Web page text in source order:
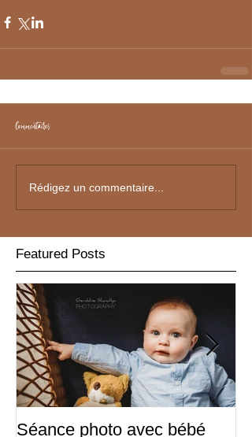
Commentaires
Rédigez un commentaire...
Featured Posts
Séance photo avec bébé